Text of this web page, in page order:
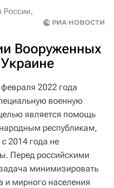
Вооруженных
2022 года
военную
является помощь
республикам,
2014 года не
Перед российскими
минимизировать
и мирного населения